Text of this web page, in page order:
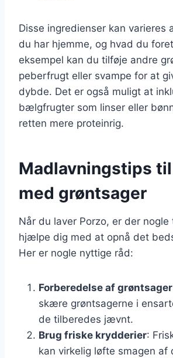
Disse ingredienser kan varieres
du har hjemme, og hvad du
eksempel kan du tilføje andre
peberfrugt eller svampe for at
dybde. Det er også muligt at
bælgfrugter som linser eller
retten mere proteinrig.
Madlavningstips
med grøntsager
Når du laver Porzo, er der nogle
hjælpe dig med at opnå det
Her er nogle nyttige råd:
Forberedelse af grøntsager
skære grøntsagerne i
de tilberedes jævnt.
Brug friske krydderier:
kan virkelig løfte smagen af